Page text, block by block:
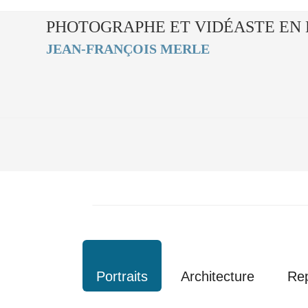
PHOTOGRAPHE ET VIDÉASTE EN
JEAN-FRANÇOIS MERLE
Portraits Architecture